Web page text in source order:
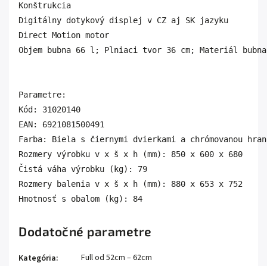
Konštrukcia
Digitálny dotykový displej v CZ aj SK jazyku
Direct Motion motor
Objem bubna 66 l; Plniaci tvor 36 cm; Materiál
Parametre:
Kód: 31020140
EAN: 6921081500491
Farba: Biela s čiernymi dvierkami a chrómovanou
Rozmery výrobku v x š x h (mm): 850 x 600 x 680
Čistá váha výrobku (kg): 79
Rozmery balenia v x š x h (mm): 880 x 653 x 752
Hmotnosť s obalom (kg): 84
Dodatočné parametre
Kategória:
Full od 52cm – 62cm